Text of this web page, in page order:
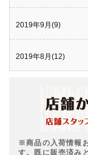
2019年9月(9)
2019年8月(12)
※商品の入荷情報
す。既に販売済み